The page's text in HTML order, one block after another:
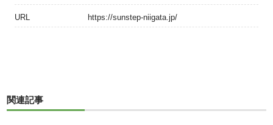
URL https://sunstep-niigata.jp/
関連記事